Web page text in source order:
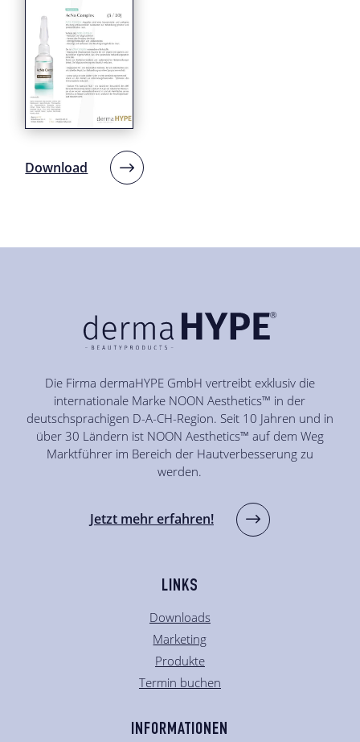
Download
Die Firma dermaHYPE GmbH vertreibt exklusiv die
internationale Marke NOON Aesthetics™ in der
deutschsprachigen D-A-CH-Region. Seit 10 Jahren und in
über 30 Ländern ist NOON Aesthetics™ auf dem Weg
Marktführer im Bereich der Hautverbesserung zu
werden.
Jetzt mehr erfahren!
LINKS
Downloads
Marketing
Produkte
Termin buchen
INFORMATIONEN